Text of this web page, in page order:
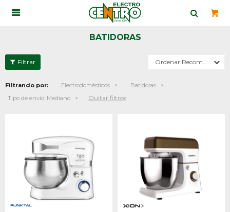

BATIDORAS
Recomendados
Filtrando por: Electrodomésticos
Batidoras
Tipo de envío: Mediano Quitar filtros